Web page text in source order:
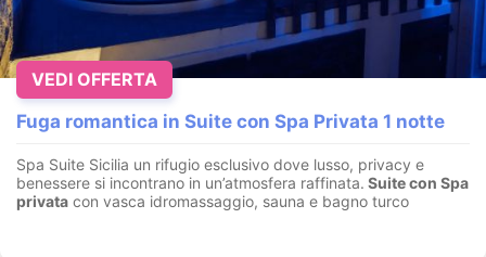
Fuga romantica in Suite con Spa Privata 1 notte
Spa Suite Sicilia un rifugio esclusivo dove lusso, privacy e
benessere si incontrano in un’atmosfera raffinata. Suite con Spa
privata con vasca idromassaggio, sauna e bagno turco
VEDI OFFERTA